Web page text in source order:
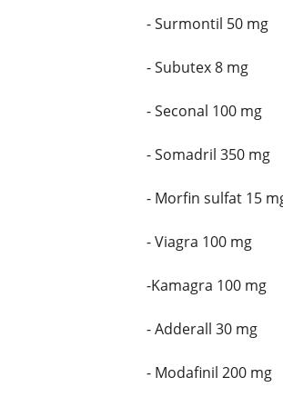
- Surmontil 50 mg
- Subutex 8 mg
- Seconal 100 mg
- Somadril 350 mg
- Morfin sulfat 15
- Viagra 100 mg
-Kamagra 100 mg
- Adderall 30 mg
- Modafinil 200 mg